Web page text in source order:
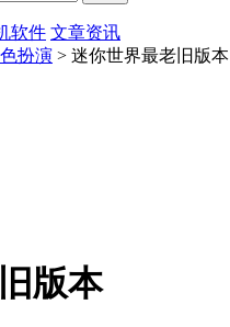
软件 文章资讯
扮演 > 迷你世界最老旧版本
版本